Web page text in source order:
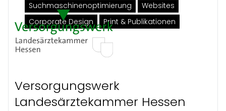
Suchmaschinenoptimierung
Websites
Corporate Design
Print & Publikationen
Versorgungswerk
Landesärztekammer Hessen